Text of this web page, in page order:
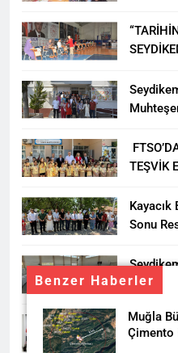
Benzer Haberler
Muğla
Çimento
TEŞVİK
Kayacık
Sonu
Haftası
BAŞKAN